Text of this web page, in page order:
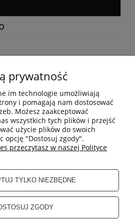
paseczki po bokach są regulowane,
idealnie do swojej
im kobiecego i romantycznego
tiul zapewnia wygodę i
10% Elastan
20% Elastan
wykonana w Polsce.
najdłużej zalecamy pranie ręczne.
prywatność
im technologie umożliwiają
i pomagają nam dostosować
Możesz zaakceptować
wszystkich tych plików i przejść
użycie plików do swoich
opcję "Dostosuj zgody".
przeczytasz w naszej Polityce
TYLKO NIEZBĘDNE
ZGODY